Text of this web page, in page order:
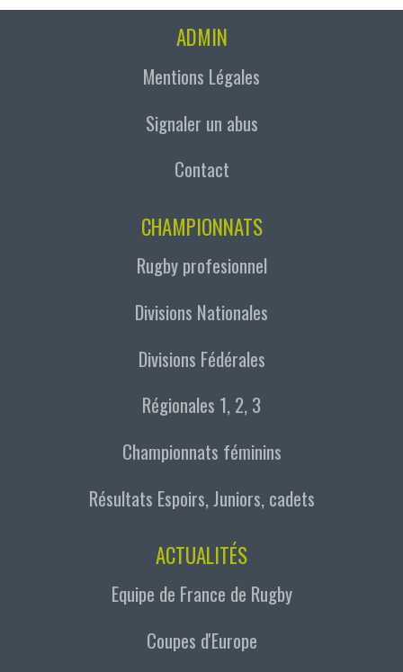
ADMIN
Mentions Légales
Signaler un abus
Contact
CHAMPIONNATS
Rugby profesionnel
Divisions Nationales
Divisions Fédérales
Régionales 1, 2, 3
Championnats féminins
Résultats Espoirs, Juniors, cadets
ACTUALITÉS
Equipe de France de Rugby
Coupes d'Europe